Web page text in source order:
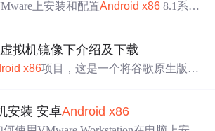
上安装和配置Android x86 8.1系
实现Android 虚拟机的高效操作。
虚拟机镜像下介绍及下载
x86项目，这是一个将谷歌原生版安
验该系统。Android x86虚拟机镜像由专
磁盘启动、网络配置等问题，便于用
安装 安卓Android x86